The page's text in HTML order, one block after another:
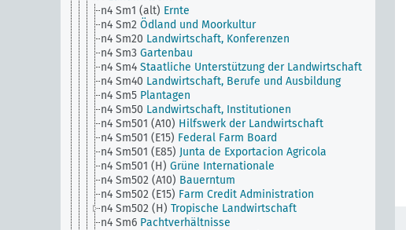
n4 Sm1 (alt) Ernte
n4 Sm2 Ödland und Moorkultur
n4 Sm20 Landwirtschaft, Konferenzen
n4 Sm3 Gartenbau
n4 Sm4 Staatliche Unterstützung der Landwirtschaft
n4 Sm40 Landwirtschaft, Berufe und Ausbildung
n4 Sm5 Plantagen
n4 Sm50 Landwirtschaft, Institutionen
n4 Sm501 (A10) Hilfswerk der Landwirtschaft
n4 Sm501 (E15) Federal Farm Board
n4 Sm501 (E85) Junta de Exportacion Agricola
n4 Sm501 (H) Grüne Internationale
n4 Sm502 (A10) Bauerntum
n4 Sm502 (E15) Farm Credit Administration
n4 Sm502 (H) Tropische Landwirtschaft
n4 Sm6 Pachtverhältnisse